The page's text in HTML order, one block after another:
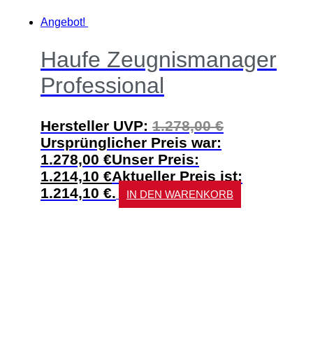
Angebot!
Haufe Zeugnismanager
Professional
Hersteller UVP: 1.278,00€
Ursprünglicher Preis war:
1.278,00 €Unser Preis:
1.214,10 €Aktueller Preis ist:
1.214,10 €.
IN DEN WARENKORB